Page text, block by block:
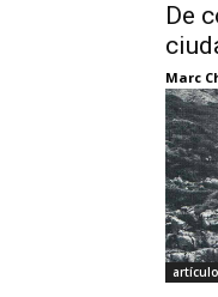
De
Marc